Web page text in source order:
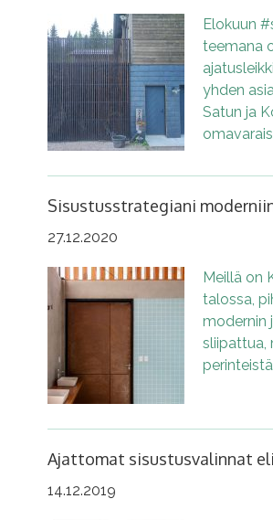
Elokuun
teemana
yhden
Satun ja
Sisustusstrategiani
27.12.2020
Meillä on
talossa,
modernin
sliipattua,
Ajattomat sisustusvalinnat
14.12.2019